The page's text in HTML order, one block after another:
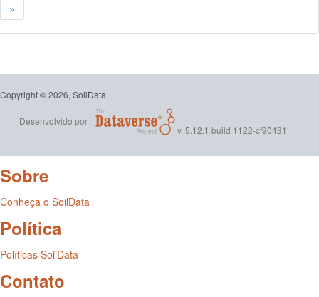
»
Copyright © 2026, SoilData
Desenvolvido por
v. 5.12.1 build 1122-cf90431
Sobre
Conheça o SoilData
Política
Políticas SoilData
Contato